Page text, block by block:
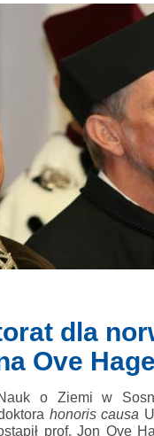
dla
Ove
o Ziemi w
honoris causa
prof. Jon Ove